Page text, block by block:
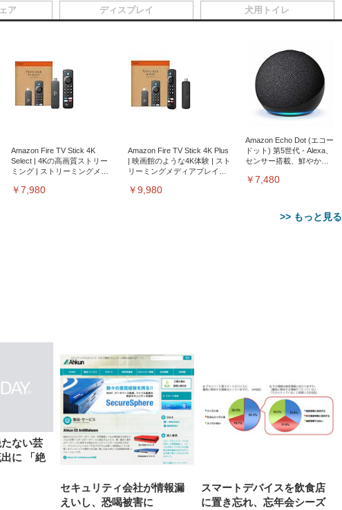
Amazon Fire TV Stick 4K
Select | 4Kの高画質ストリー
ミング | ストリーミングメデ
￥7,980
Amazon Fire TV Stick 4K Plus
| 映画館のような4K体験 | スト
リーミングメディアプレイヤ
￥9,980
Amazon Echo Dot (エコー
ドット) 第5世代 - Alexa、
センサー搭載、鮮やかな
￥7,480
>> もっと見る
ア
チェア 疲れない テレワーク
チェア 強化バックレスト 30
度ロッキング機能 人間工学 椅
子 腰サポート 90度跳ね上げ
式アームレスト 3Dヘッドレス
ト ハンガー付き 高反発クッシ
ョン PCチェア 通気性メッシ
ュ ゲーミング/勉強/事務用 お
しゃれ パソコンチェア (ブラ
ック)
￥7,680
Sezlife オフィスチェア デスク
チェア 疲れない テレワーク
チェア 強化バックレスト 30度
ロッキング機能 人間工学 椅子
腰サポート 90度跳ね上げ式ア
ームレスト 3Dヘッドレスト
ハンガー付き 高反発クッショ
ン PCチェア 通気性メッシュ
ゲーミング/勉強/事務用 おし
ゃれ パソコンチェア (ホワイ
ト)
￥7,680
ス圧無段階昇降 360度回
転 キャスター付き コンパ
クト 幅52×奥行58.5×高さ
84～96cm テレワーク 在
宅勤務 ブラック
￥4,139
ディスプレイ
ニター DualSense 充電フッ
ク付き（CFI-ZDM1J）
49,979
E2724HS 27インチ 液晶モ
ニター フル
HD（1920×1080）VA 非光
沢 HDMI/DisplayPort/VGA
スピーカー内蔵 高さ調整 ス
イベル VESA対応
ComfortView ビジネス向け
￥15,800
1ms FHD 量子ドット 残像低減 (3
年保証 | 輝点保証 | 日本メーカー)
￥34,980
犬用トイレ
ツ L 中型犬用 26枚入り 単品
￥1,800
Smart Basic(スマートベーシ
ック) 【Amazon.co.jp限定】
Smart Basic アイリスオーヤマ
ペットシーツ 超厚型 お徳用
ワイド 100枚入 (x 1) (ケース
販売)
￥3,670 ￥3,731
ない芸
に 「絶
セキュリティ会社が情報漏
えいし、恐喝被害に
スマートデバイスを飲食店
に置き忘れ、忘年会シーズ